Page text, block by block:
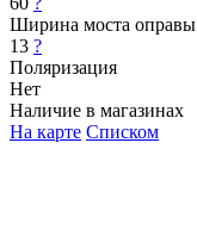
Ширина моста оправы
13 ?
Поляризация
Нет
Наличие в магазинах
На карте Списком